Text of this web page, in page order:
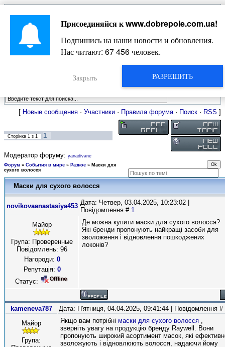
Главная
Новости
Довідкова
Фото
Оголошення
Видео
Жизнь Добропольского края
[ Новые сообщения · Участники · Правила форума· Поиск · RSS ]
Сторінка 1 з 1 1
Модератор форуму: yanadivane
Форум » События в мире » Разное » Маски для
сухого волосся
Маски для сухого волосся
novikovaanastasiya453 Дата: Четвер, 03.04.2025, 10:23:02 |
Повідомлення # 1
Майор
Група: Проверенные
Повідомлень: 96
Нагороди: 0
Репутація: 0
Статус:
Де можна купити маски для сухого волосся?
Які бренди пропонують найкращі засоби для
зволоження і відновлення пошкоджених
локонів?
kameneva787
Дата: П'ятниця, 04.04.2025, 09:41:44 | Повідомлення #
Майор
Група:
Якщо вам потрібні маски для сухого волосся ,
зверніть увагу на продукцію бренду Raywell. Вони
пропонують широкий асортимент масок, які
зволожують і відновлюють волосся, надаючи йому
Присоединяйся кwww.dobrepole.com.ua!
Подпишись на наши новости и обновления.
Нас читают: 67 456человек.
РАЗРЕШИТЬ
Закрыть